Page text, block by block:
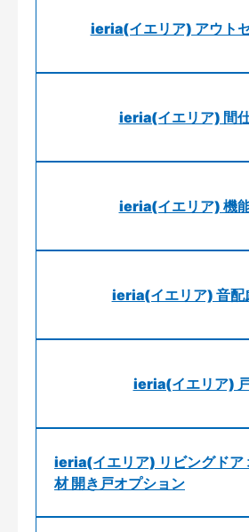
ieria(イエリア) アウト
ieria(イエリア) 間
ieria(イエリア) 機
ieria(イエリア) 音配
ieria(イエリア)
ieria(イエリア) リビングドア
材 開き戸オプション